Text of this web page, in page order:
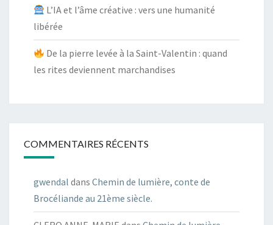
L’IA et l’âme créative : vers une humanité
libérée
De la pierre levée à la Saint-Valentin : quand
les rites deviennent marchandises
COMMENTAIRES RÉCENTS
gwendal dans Chemin de lumière, conte de
Brocéliande au 21ème siècle.